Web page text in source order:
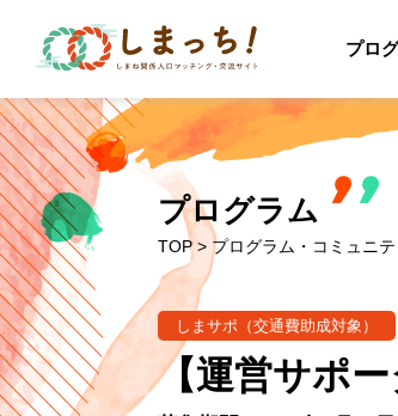
プロ
プログラム
TOP> プログラム・コミュニ
しまサポ（交通費助成対象）
【運営サポ